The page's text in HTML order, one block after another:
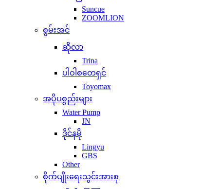
Suncue
ZOOMLION
စွမ်းအင်
ဆိုလာ
Trina
ပါဝါစတေရှင်
Toyomax
အပိုပစ္စည်းများ
Water Pump
JN
ဒိုင်နမို
Lingyu
GBS
Other
စိုက်ပျိုးရေးသွင်းအားစု